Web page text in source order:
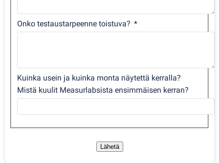
Onko testaustarpeenne toistuva?
Kuinka usein ja kuinka monta näytettä kerralla?
Mistä kuulit Measurlabsista ensimmäisen kerran?
Lähetä